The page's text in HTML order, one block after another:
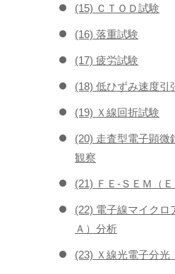
(15) ＣＴＯＤ試験
(16) 落重試験
(17) 疲労試験
(18) 低ひずみ速度引
(19) Ｘ線回折試験
(20) 走査型電子顕微
観察
(21) ＦＥ-ＳＥＭ（
(22) 電子線マイクロ
Ａ）分析
(23) Ｘ線光電子分光